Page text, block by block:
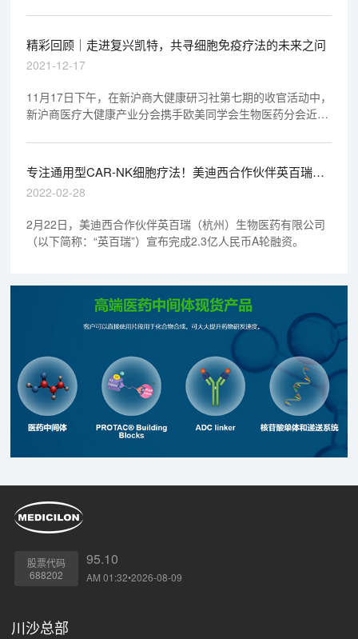
精彩回顾｜走进复兴凯特，共寻细胞免疫疗法的未来之问
2021-12-17
11月17日下午，在新沪商大健康研习社第七期的收官活动中，
新沪商医疗大健康产业分会携手欧美同学会生物医药分会近百
专注通用型CAR-NK细胞疗法！美迪西合作伙伴英百瑞完
成2.3亿A轮融资
2022-02-28
2月22日，美迪西合作伙伴英百瑞（杭州）生物医药有限公司
（以下简称：“英百瑞”）宣布完成2.3亿人民币A轮融资。
股票代码
688202
95.10
AM 01:32•2026-08-09
川沙总部